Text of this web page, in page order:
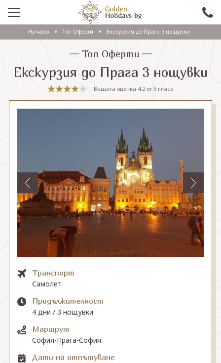
ПРОМО
ЕКСКУРЗИИ С АВТОБУС
САМОЛЕТНИ ПОЧИВКИ
КРУИЗИ
Проверка на резервация
СВЪРЖЕТЕ СЕ С НАС
Начало Топ Оферти Екскурзия до Прага 3 нощувки
Топ Оферти
Екскурзия до Прага 3 нощувки
Вашата оценка 4.2 от 5 гласа
Транспорт
Самолет
Продължителност
4 дни / 3 нощувки
Маршрут
София-Прага-София
Дати на отпътуване